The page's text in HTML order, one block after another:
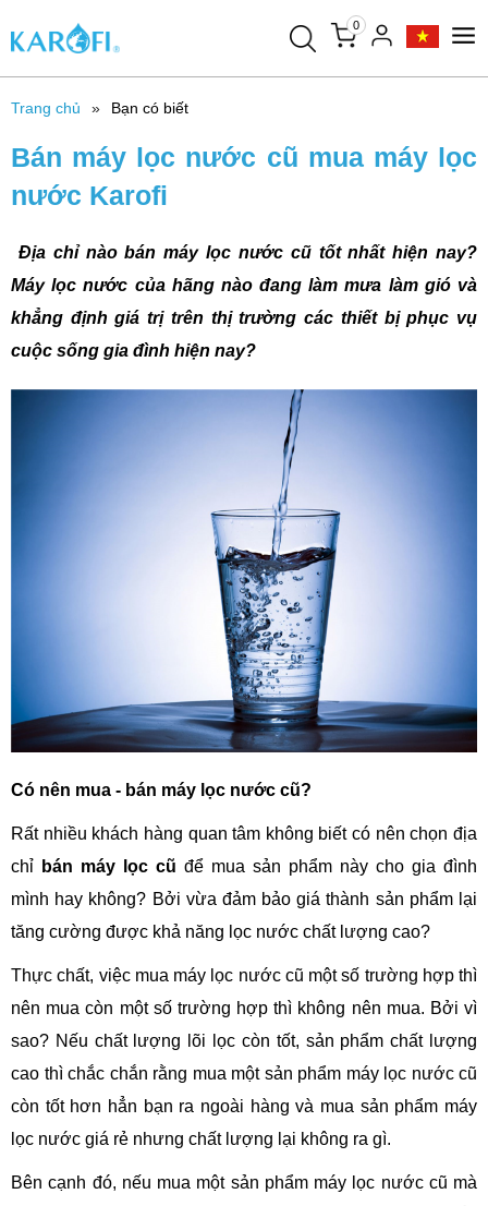
0
Trang chủ Bạn có biết
Bán máy lọc nước cũ mua máy lọc
nước Karofi
Địa chỉ nào bán máy lọc nước cũ tốt nhất hiện nay?
Máy lọc nước của hãng nào đang làm mưa làm gió và
khẳng định giá trị trên thị trường các thiết bị phục vụ
cuộc sống gia đình hiện nay?
Có nên mua - bán máy lọc nước cũ?
Rất nhiều khách hàng quan tâm không biết có nên chọn địa
chỉ bán máy lọc cũ để mua sản phẩm này cho gia đình
mình hay không? Bởi vừa đảm bảo giá thành sản phẩm lại
tăng cường được khả năng lọc nước chất lượng cao?
Thực chất, việc mua máy lọc nước cũ một số trường hợp thì
nên mua còn một số trường hợp thì không nên mua. Bởi vì
sao? Nếu chất lượng lõi lọc còn tốt, sản phẩm chất lượng
cao thì chắc chắn rằng mua một sản phẩm máy lọc nước cũ
còn tốt hơn hẳn bạn ra ngoài hàng và mua sản phẩm máy
lọc nước giá rẻ nhưng chất lượng lại không ra gì.
Bên cạnh đó, nếu mua một sản phẩm máy lọc nước cũ mà